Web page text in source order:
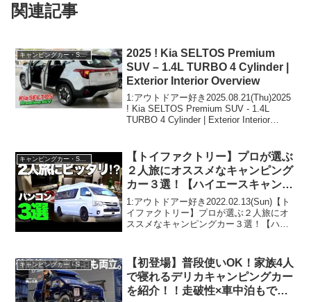
関連記事
キャンピングカー・SUV人気車種
2025 ! Kia SELTOS Premium
SUV – 1.4L TURBO 4 Cylinder |
Exterior Interior Overview
1:アウトドアー好き2025.08.21(Thu)2025
! Kia SELTOS Premium SUV - 1.4L
TURBO 4 Cylinder | Exterior Interior
【トイファクトリー】プロが選ぶ
２人旅にオススメなキャンピング
カー３選！【ハイエースキャンピ
ングカー】
1:アウトドアー好き2022.02.13(Sun)【ト
イファクトリー】プロが選ぶ２人旅にオ
ススメなキャンピングカー３選！【ハイ
ドアー好き2022.02.13(Sun)...
キャンピングカー・SUV人気車種
【初登場】普段使いOK！家族4人
で寝れるデリカキャンピングカー
を紹介！！走破性×車中泊もでき